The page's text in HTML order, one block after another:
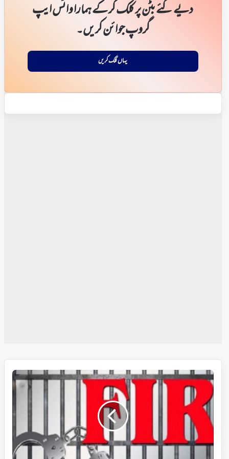
دیے گئے بٹن پر کلک کر کے ہمارا واٹس ایپ
گروپ جوائن کریں۔
یہاں کلک کریں
حیدرآباد:
شادی
کا
جھانسہ
دے
کرعصمت
دری
اوررقم